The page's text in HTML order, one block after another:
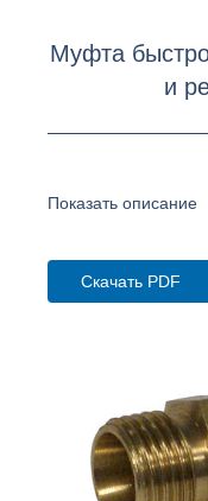
Муфта
и
Показать описание
Скачать PDF